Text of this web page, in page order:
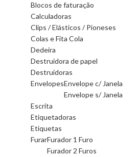
Blocos de faturação
Calculadoras
Clips / Elásticos / Pioneses
Colas e Fita Cola
Dedeira
Destruidora de papel
Destruidoras
EnvelopesEnvelope c/ Janela
Envelope s/ Janela
Escrita
Etiquetadoras
Etiquetas
FurarFurador 1 Furo
Furador 2 Furos